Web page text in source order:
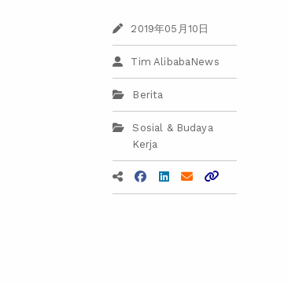
2019年05月10日
Tim AlibabaNews
Berita
Sosial & Budaya
Kerja